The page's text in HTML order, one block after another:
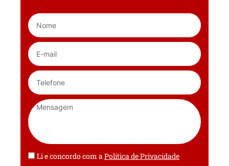
Li e concordo com aPolítica de Privacidade